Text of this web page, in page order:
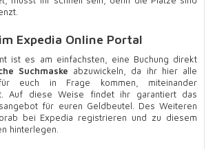
Expedia Online Portal
ist es am einfachsten, eine Buchung direkt
Suchmaske abzuwickeln, da ihr hier alle
euch in Frage kommen, miteinander
Auf diese Weise findet ihr garantiert das
für euren Geldbeutel. Des Weiteren
bei Expedia registrieren und zu diesem
hinterlegen.